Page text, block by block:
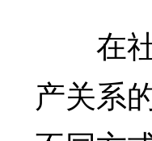
在社
产关系